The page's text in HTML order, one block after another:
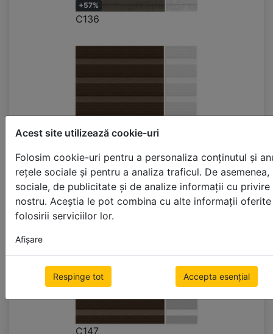
Acest site utilizează cookie-uri
Folosim cookie-uri pentru a personaliza conținutul și
rețele sociale și pentru a analiza traficul. De
sociale, de publicitate și de analize informații cu
nostru. Aceștia le pot combina cu alte informații
folosirii serviciilor lor.
Afişare
Respinge tot Accepta esențial
+57%
C136
C146
C147